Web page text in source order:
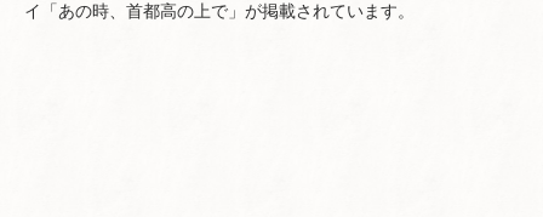
イ「あの時、首都高の上で」が掲載されています。